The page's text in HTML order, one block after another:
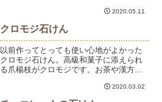
はお茶にして飲んだり、お料理に使った
りできる食用のものです。桑の葉には腸
内環境を整える成分がたっ...
2020.05.11
クロモジ石けん
以前作ってとっても使い心地がよかった
クロモジ石けん。高級和菓子に添えられ
る爪楊枝がクロモジです。お茶や漢方薬
いので、なんとか石けんに残したい。前
回よりクロモジの使用量を増やして、パ
2020.03.02